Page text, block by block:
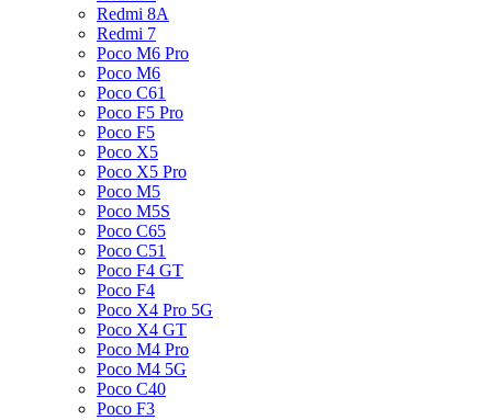
Redmi 8A
Redmi 7
Poco M6 Pro
Poco M6
Poco C61
Poco F5 Pro
Poco F5
Poco X5
Poco X5 Pro
Poco M5
Poco M5S
Poco C65
Poco C51
Poco F4 GT
Poco F4
Poco X4 Pro 5G
Poco X4 GT
Poco M4 Pro
Poco M4 5G
Poco C40
Poco F3